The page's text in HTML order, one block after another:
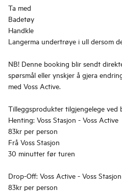
Ta med
Badetøy
Handkle
Langerma undertrøye i ull dersom
NB! Denne booking blir sendt
spørsmål eller ynskjer å gjera
med Voss Active.
Tilleggsprodukter tilgjengelege ved
Henting: Voss Stasjon - Voss Active
83kr per person
Frå Voss Stasjon
30 minutter før turen
Drop-Off: Voss Active - Voss Stasjon
83kr per person